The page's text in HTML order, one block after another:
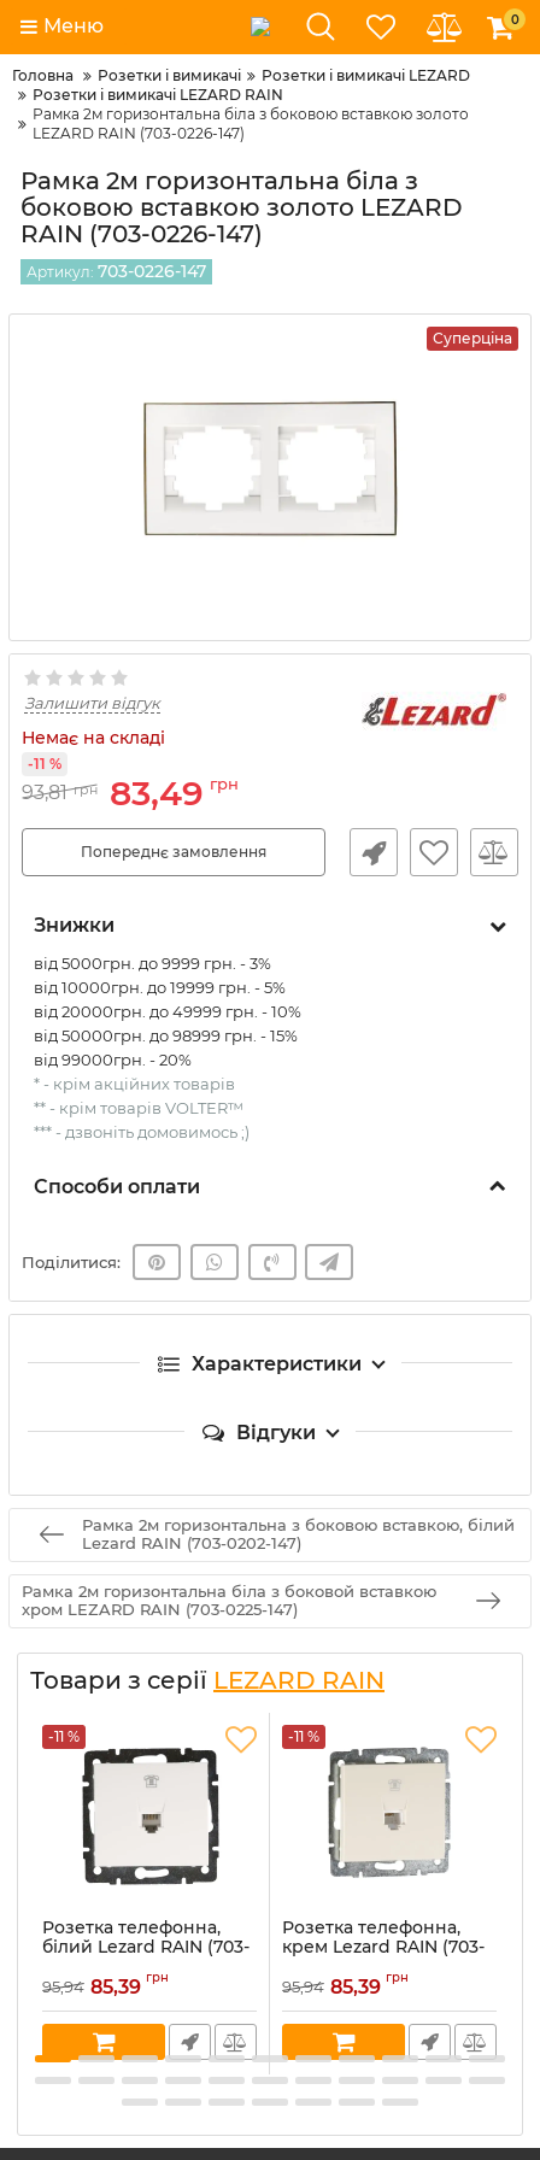
Меню 0
Головна Розетки і вимикачі
Розетки і вимикачі LEZARD
Розетки і вимикачі LEZARD RAIN
Рамка 2м горизонтальна біла з боковою вставкою золото
LEZARD RAIN (703-0226-147)
Рамка 2м горизонтальна біла з
боковою вставкою золото LEZARD
RAIN (703-0226-147)
Артикул: 703-0226-147
Суперціна
Залишити відгук
Немає на складі
93,81 грн 83,49 грн
-11 %
Попереднє замовлення
Знижки
від 5000грн. до 9999 грн. - 3%
від 10000грн. до 19999 грн. - 5%
від 20000грн. до 49999 грн. - 10%
від 50000грн. до 98999 грн. - 15%
від 99000грн. - 20%
* - крім акційних товарів
** - крім товарів VOLTER™
*** - дзвоніть домовимось ;)
Способи оплати
Поділитися:
Характеристики
Відгуки
Рамка 2м горизонтальна з боковою вставкою, білий
Lezard RAIN (703-0202-147)
Рамка 2м горизонтальна біла з боковой вставкою
хром LEZARD RAIN (703-0225-147)
Товари з серії LEZARD RAIN
-11 %
Розетка телефонна,
білий Lezard RAIN (703-
Артикул:703-0288-137
В наявності:2
95,94 85,39 грн
-11 %
Розетка телефонна,
крем Lezard RAIN (703-
Артикул:703-0388-137
В наявності:3
95,94 85,39 грн